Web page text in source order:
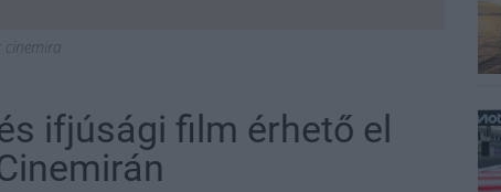
cinemira
ifjúsági film érhető el